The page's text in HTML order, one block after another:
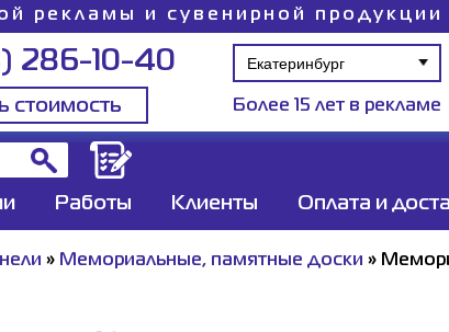
рекламы и сувенирной продукции
286-10-40
стоимость Более 15 лет в рекламе
Работы Клиенты Оплата и
» Мемориальные, памятные доски »